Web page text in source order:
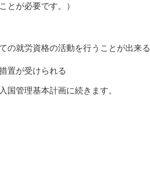
が必要です。）
の就労資格の活動を行うことが出来る
置が受けられる
国管理基本計画に続きます。